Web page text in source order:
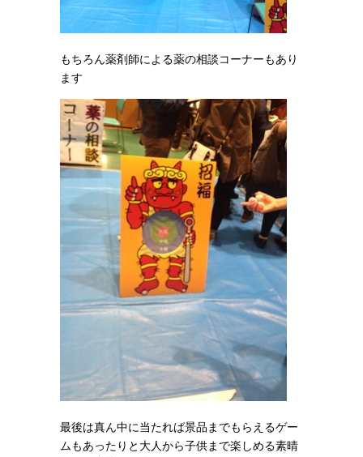
もちろん薬剤師による薬の相談コーナーもあり
ます
最後は真ん中に当たれば景品までもらえるゲー
ムもあったりと大人から子供まで楽しめる素晴